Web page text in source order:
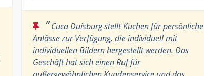
“Cuca Duisburg stellt Kuchen für persönliche
Anlässe zur Verfügung, die individuell mit
individuellen Bildern hergestellt werden. Das
Geschäft hat sich einen Ruf für